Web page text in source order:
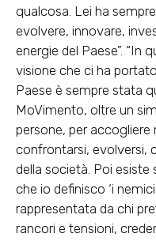
qualcosa. Lei ha
evolvere, innovare,
energie del Paese”. “In
visione che ci ha
Paese è sempre stata
MoVimento, oltre un
persone, per
confrontarsi, evolversi,
della società. Poi esiste
che io definisco ‘i
rappresentata da chi
rancori e tensioni,